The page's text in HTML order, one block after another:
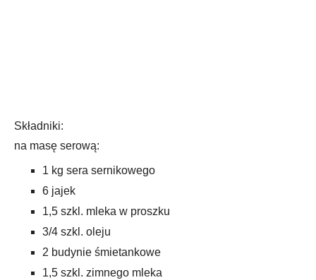
Składniki:
na masę serową:
1 kg sera sernikowego
6 jajek
1,5 szkl. mleka w proszku
3/4 szkl. oleju
2 budynie śmietankowe
1,5 szkl. zimnego mleka